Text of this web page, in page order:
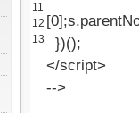
11
12
13
[0] ;s.
})();
</script>
-->